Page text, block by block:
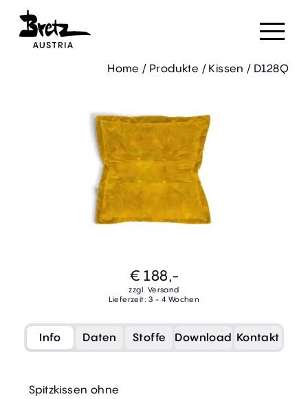
Home / Produkte / Kissen / D128Q
€ 188,-
zzgl. Versand
Lieferzeit: 3 - 4 Wochen
Info Daten Stoffe Download Kontakt
Spitzkissen ohne